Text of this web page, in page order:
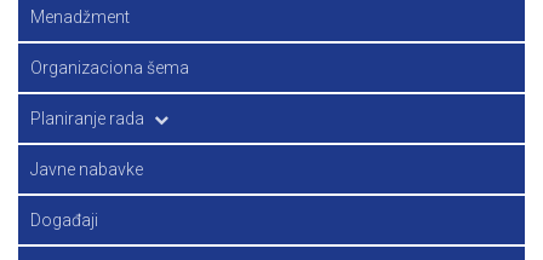
Menadžment
Organizaciona šema
Planiranje rada
Plan rada
Program rada
Javne nabavke
Događaji